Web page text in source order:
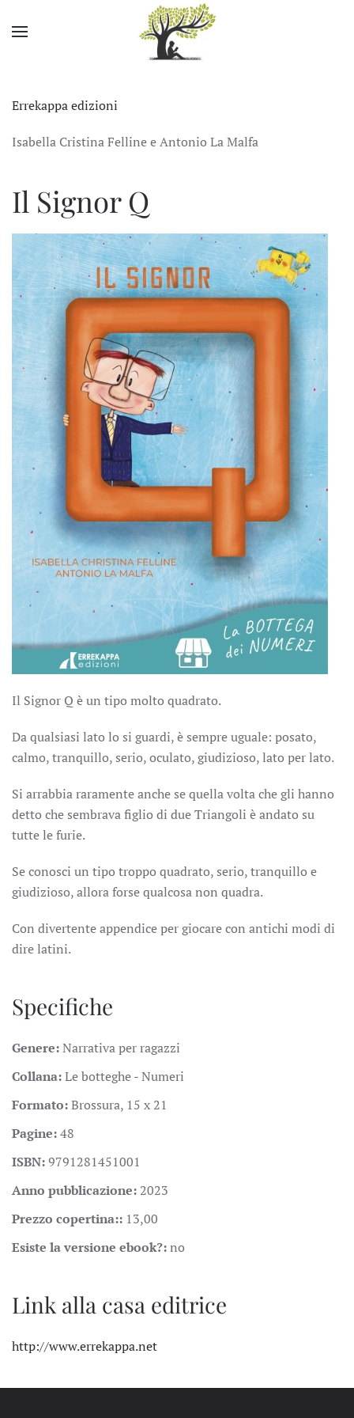
Skip to main content
Errekappa edizioni
Isabella Cristina Felline e Antonio La Malfa
Il Signor Q
Il Signor Q è un tipo molto quadrato.
Da qualsiasi lato lo si guardi, è sempre uguale: posato,
calmo, tranquillo, serio, oculato, giudizioso, lato per lato.
Si arrabbia raramente anche se quella volta che gli hanno
detto che sembrava figlio di due Triangoli è andato su
tutte le furie.
Se conosci un tipo troppo quadrato, serio, tranquillo e
giudizioso, allora forse qualcosa non quadra.
Con divertente appendice per giocare con antichi modi di
dire latini.
Specifiche
Genere:Narrativa per ragazzi
Collana:Le botteghe - Numeri
Formato:Brossura, 15 x 21
Pagine:48
ISBN:9791281451001
Anno pubblicazione: 2023
Prezzo copertina:: 13,00
Esiste la versione ebook?:no
Link alla casa editrice
http://www.errekappa.net